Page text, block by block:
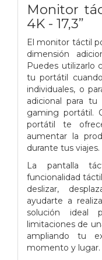
Monitor
4K - 17,3”
El monitor táctil
dimensión
Puedes utilizarlo
tu portátil
individuales, o
adicional para
gaming portátil.
portátil te
aumentar la
durante tus viajes.
La pantalla
funcionalidad
deslizar,
ayudarte a
solución ideal
limitaciones de
ampliando tu
momento y lugar.